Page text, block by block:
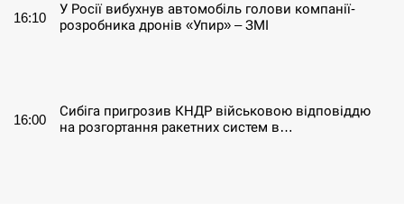
16:10
У Росії вибухнув автомобіль голови компанії-
розробника дронів «Упир» – ЗМІ
16:00
Сибіга пригрозив КНДР військовою відповіддю
на розгортання ракетних систем в…